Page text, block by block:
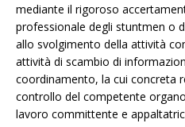
mediante il rigoroso
professionale degli stuntmen o
allo svolgimento della attività
attività di scambio di
coordinamento, la cui concreta
controllo del competente
lavoro committente e